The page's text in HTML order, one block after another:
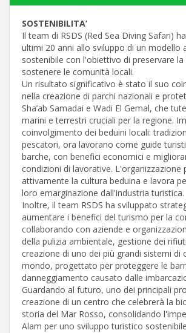
SOSTENIBILITA’
Il team di RSDS (Red Sea Diving Safari)
ultimi 20 anni allo sviluppo di un modello
sostenibile con l'obiettivo di preservare
sostenere le comunità locali.
Un risultato significativo è stato il suo
nella creazione di parchi nazionali e
Sha’ab Samadai e Wadi El Gemal, che
marini e terrestri cruciali per la regione.
coinvolgimento dei beduini locali:
pescatori, ora lavorano come guide
barche, con benefici economici e
condizioni di lavorative. L'organizzazione
attivamente la cultura beduina e lavora
loro emarginazione dall'industria turistica.
Inoltre, il team RSDS ha sviluppato
aumentare i benefici del turismo per la
collaborando con aziende e
della pulizia ambientale, gestione dei
creazione di uno dei più grandi sistemi di
mondo, progettato per proteggere le
danneggiamento causato dalle
Guardando al futuro, uno dei principali
creazione di un centro che celebrerà la
storia del Mar Rosso, consolidando
Alam per uno sviluppo turistico